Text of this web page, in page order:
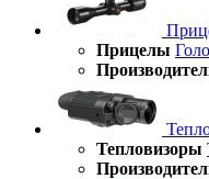
Прицелы
Тепловизоры